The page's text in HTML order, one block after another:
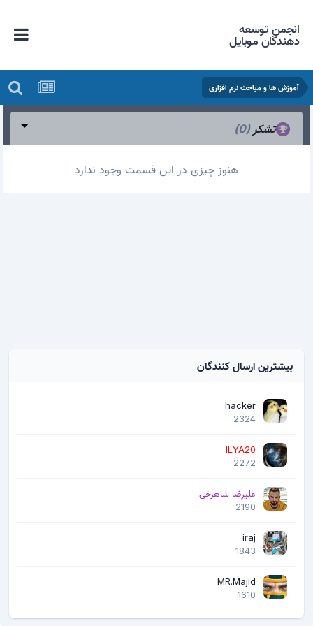
انجمن توسعه
دهندگان موبایل
آموزش ها و مباحث نرم افزاری
تشکر (0)
هنوز چیزی در این قسمت وجود ندارد
بیشترین ارسال کنندگان
hacker
2324
ILYA20
2272
علیرضا شاهرخی
2190
iraj
1843
MR.Majid
1610